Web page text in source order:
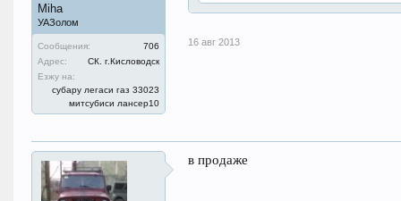
Miha
УАЗолом
Сообщения:
706
Адрес:
СК. г.Кисловодск
Езжу на:
субару легаси газ 33023
митсубиси лансер10
16 авг 2013
в продаже